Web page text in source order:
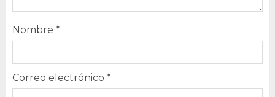
Nombre *
Correo electrónico *